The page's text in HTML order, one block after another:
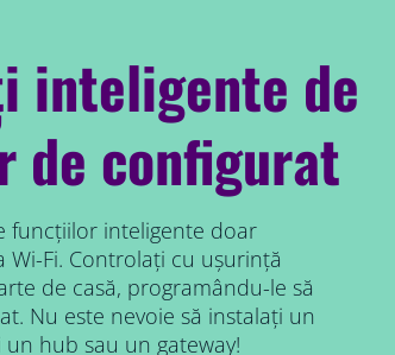
inteligente de
de configurat
funcțiilor inteligente doar
Fi. Controlați cu ușurință
de casă, programându-le să
Nu este nevoie să instalați un
hub sau un gateway!